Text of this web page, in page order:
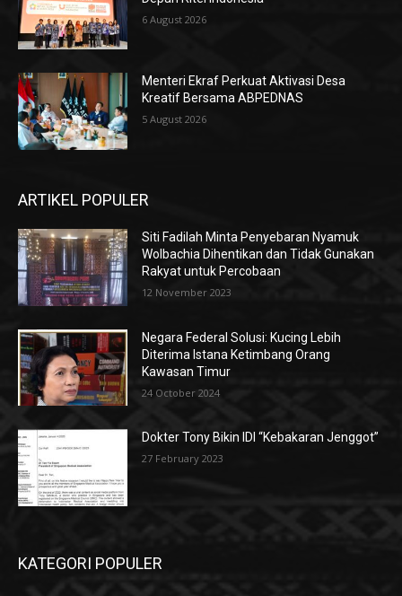
6 August 2026
Menteri Ekraf Perkuat Aktivasi Desa
Kreatif Bersama ABPEDNAS
5 August 2026
ARTIKEL POPULER
Siti Fadilah Minta Penyebaran Nyamuk
Wolbachia Dihentikan dan Tidak Gunakan
Rakyat untuk Percobaan
12 November 2023
Negara Federal Solusi: Kucing Lebih
Diterima Istana Ketimbang Orang
Kawasan Timur
24 October 2024
Dokter Tony Bikin IDI “Kebakaran Jenggot”
27 February 2023
KATEGORI POPULER